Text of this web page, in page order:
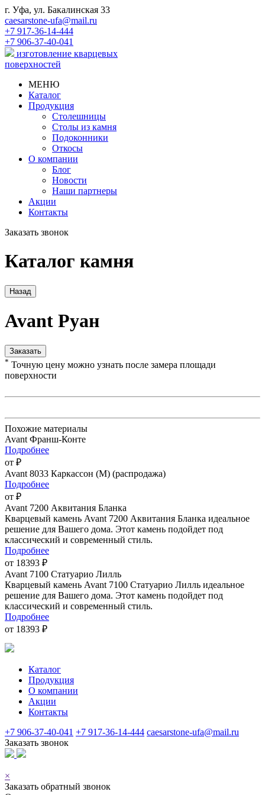
г. Уфа, ул. Бакалинская 33
caesarstone-ufa@mail.ru
+7 917-36-14-444
+7 906-37-40-041
изготовление кварцевых
поверхностей
МЕНЮ
Каталог
Продукция
Столешницы
Столы из камня
Подоконники
Откосы
О компании
Блог
Новости
Наши партнеры
Акции
Контакты
Заказать звонок
Каталог камня
Назад
Avant Руан
Заказать
* Точную цену можно узнать после замера площади
поверхности
Похожие материалы
Avant Франш-Конте
Подробнее
от ₽
Avant 8033 Каркассон (М) (распродажа)
Подробнее
от ₽
Avant 7200 Аквитания Бланка
Кварцевый камень Avant 7200 Аквитания Бланка идеальное
решение для Вашего дома. Этот камень подойдет под
классический и современный стиль.
Подробнее
от 18393 ₽
Avant 7100 Статуарио Лилль
Кварцевый камень Avant 7100 Статуарио Лилль идеальное
решение для Вашего дома. Этот камень подойдет под
классический и современный стиль.
Подробнее
от 18393 ₽
Каталог
Продукция
О компании
Акции
Контакты
+7 906-37-40-041 +7 917-36-14-444 caesarstone-ufa@mail.ru
Заказать звонок
×
Заказать обратный звонок